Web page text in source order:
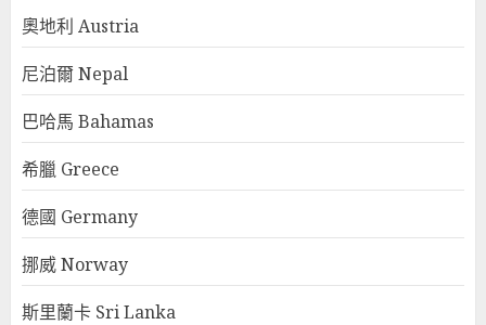
奧地利 Austria
尼泊爾 Nepal
巴哈馬 Bahamas
希臘 Greece
德國 Germany
挪威 Norway
斯里蘭卡 Sri Lanka